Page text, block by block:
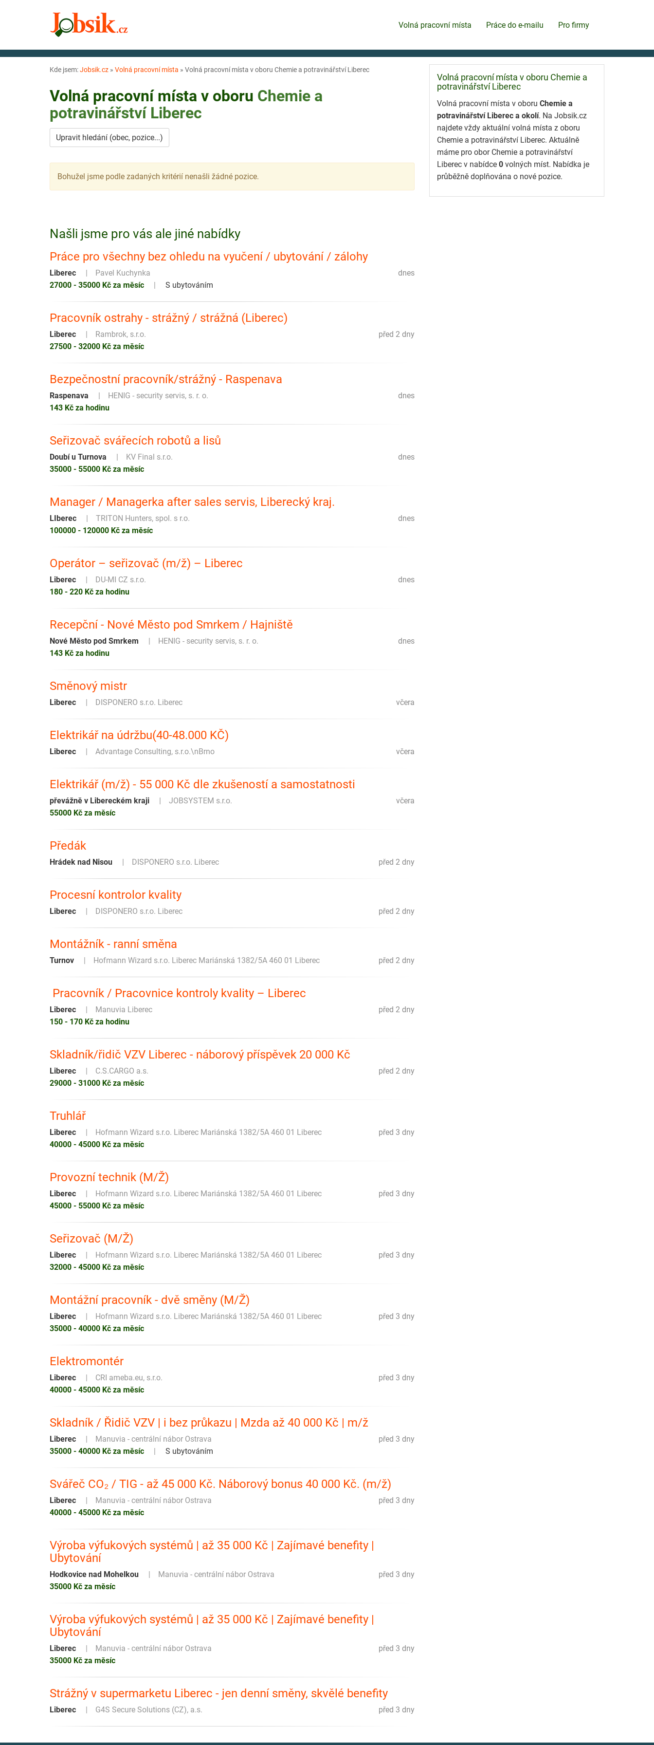
Volná pracovní místa Práce do e-mailu Pro firmy
Kde jsem:Jobsik.cz » Volná pracovní místa » Volná pracovní místa v oboru Chemie a potravinářství Liberec
Volná pracovní místa v oboru Chemie a
potravinářství Liberec
Upravit hledání (obec, pozice...)
Bohužel jsme podle zadaných kritérií nenašli žádné pozice.
Našli jsme pro vás ale jiné nabídky
Práce pro všechny bez ohledu na vyučení / ubytování / zálohy
dnes
Liberec
Pavel Kuchynka
27000 - 35000 Kč za měsíc
S ubytováním
Pracovník ostrahy - strážný / strážná (Liberec)
před 2 dny
Liberec
Rambrok, s.r.o.
27500 - 32000 Kč za měsíc
Bezpečnostní pracovník/strážný - Raspenava
dnes
Raspenava
HENIG - security servis, s. r. o.
143 Kč za hodinu
Seřizovač svářecích robotů a lisů
dnes
Doubí u Turnova
KV Final s.r.o.
35000 - 55000 Kč za měsíc
Manager / Managerka after sales servis, Liberecký kraj.
dnes
LIberec
TRITON Hunters, spol. s r.o.
100000 - 120000 Kč za měsíc
Operátor – seřizovač (m/ž) – Liberec
dnes
Liberec
DU-MI CZ s.r.o.
180 - 220 Kč za hodinu
Recepční - Nové Město pod Smrkem / Hajniště
dnes
Nové Město pod Smrkem
HENIG - security servis, s. r. o.
143 Kč za hodinu
Směnový mistr
včera
Liberec DISPONERO s.r.o. Liberec
Elektrikář na údržbu(40-48.000 KČ)
včera
Liberec Advantage Consulting, s.r.o.\nBrno
Elektrikář (m/ž) - 55 000 Kč dle zkušeností a samostatnosti
včera
převážně v Libereckém kraji
JOBSYSTEM s.r.o.
55000 Kč za měsíc
Předák
před 2 dny
Hrádek nad Nisou DISPONERO s.r.o. Liberec
Procesní kontrolor kvality
před 2 dny
Liberec DISPONERO s.r.o. Liberec
Montážník - ranní směna
před 2 dny
Turnov Hofmann Wizard s.r.o. Liberec Mariánská 1382/5A 460 01 Liberec
️ Pracovník / Pracovnice kontroly kvality – Liberec
před 2 dny
Liberec
Manuvia Liberec
150 - 170 Kč za hodinu
Skladník/řidič VZV Liberec - náborový příspěvek 20 000 Kč
před 2 dny
Liberec
C.S.CARGO a.s.
29000 - 31000 Kč za měsíc
Truhlář
před 3 dny
Liberec
Hofmann Wizard s.r.o. Liberec Mariánská 1382/5A 460 01 Liberec
40000 - 45000 Kč za měsíc
Provozní technik (M/Ž)
před 3 dny
Liberec
Hofmann Wizard s.r.o. Liberec Mariánská 1382/5A 460 01 Liberec
45000 - 55000 Kč za měsíc
Seřizovač (M/Ž)
před 3 dny
Liberec
Hofmann Wizard s.r.o. Liberec Mariánská 1382/5A 460 01 Liberec
32000 - 45000 Kč za měsíc
Montážní pracovník - dvě směny (M/Ž)
před 3 dny
Liberec
Hofmann Wizard s.r.o. Liberec Mariánská 1382/5A 460 01 Liberec
35000 - 40000 Kč za měsíc
Elektromontér
před 3 dny
Liberec
CRI ameba.eu, s.r.o.
40000 - 45000 Kč za měsíc
Skladník / Řidič VZV | i bez průkazu | Mzda až 40 000 Kč | m/ž
před 3 dny
Liberec
Manuvia - centrální nábor Ostrava
35000 - 40000 Kč za měsíc
S ubytováním
Svářeč CO₂ / TIG - až 45 000 Kč. Náborový bonus 40 000 Kč. (m/ž)
před 3 dny
Liberec
Manuvia - centrální nábor Ostrava
40000 - 45000 Kč za měsíc
Výroba výfukových systémů | až 35 000 Kč | Zajímavé benefity |
Ubytování
před 3 dny
Hodkovice nad Mohelkou
Manuvia - centrální nábor Ostrava
35000 Kč za měsíc
Výroba výfukových systémů | až 35 000 Kč | Zajímavé benefity |
Ubytování
před 3 dny
Liberec
Manuvia - centrální nábor Ostrava
35000 Kč za měsíc
Strážný v supermarketu Liberec - jen denní směny, skvělé benefity
před 3 dny
Liberec G4S Secure Solutions (CZ), a.s.
Volná pracovní místa v oboru Chemie a
potravinářství Liberec
Volná pracovní místa v oboru Chemie a
potravinářství Liberec a okolí. Na Jobsik.cz
najdete vždy aktuální volná místa z oboru
Chemie a potravinářství Liberec. Aktuálně
máme pro obor Chemie a potravinářství
Liberec v nabídce 0 volných míst. Nabídka je
průběžně doplňována o nové pozice.